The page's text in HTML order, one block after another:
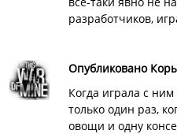
разработчиков,
Опубликовано
Когда играла с
только один раз,
овощи и одну